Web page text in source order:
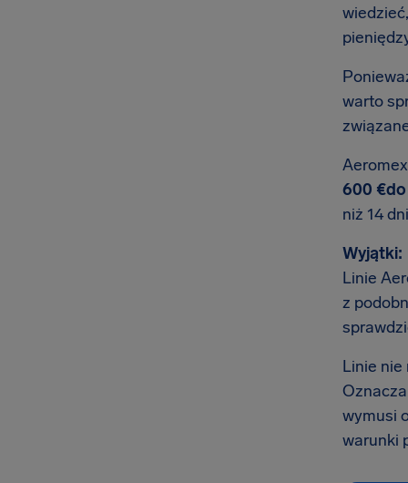
warto
600 €do
niż 14
Wyjątki:
Linie
z
Linie nie
wymusi
warunki